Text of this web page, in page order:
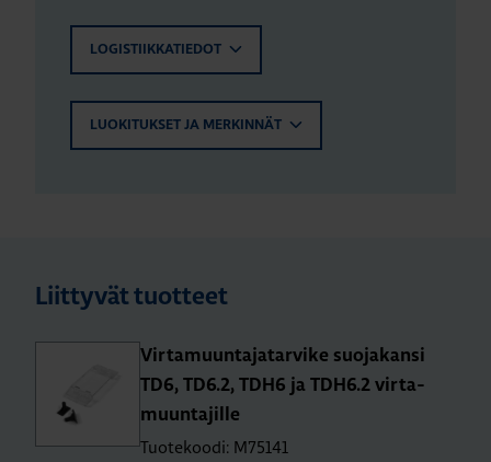
LOGISTIIKKATIEDOT
LUOKITUKSET JA MERKINNÄT
Liittyvät tuotteet
Vir­ta­muun­ta­ja­tar­vi­ke suo­ja­kan­si
TD6, TD6.2, TDH6 ja TDH6.2 vir­ta­
muun­ta­jil­le
Tuotekoodi: M75141